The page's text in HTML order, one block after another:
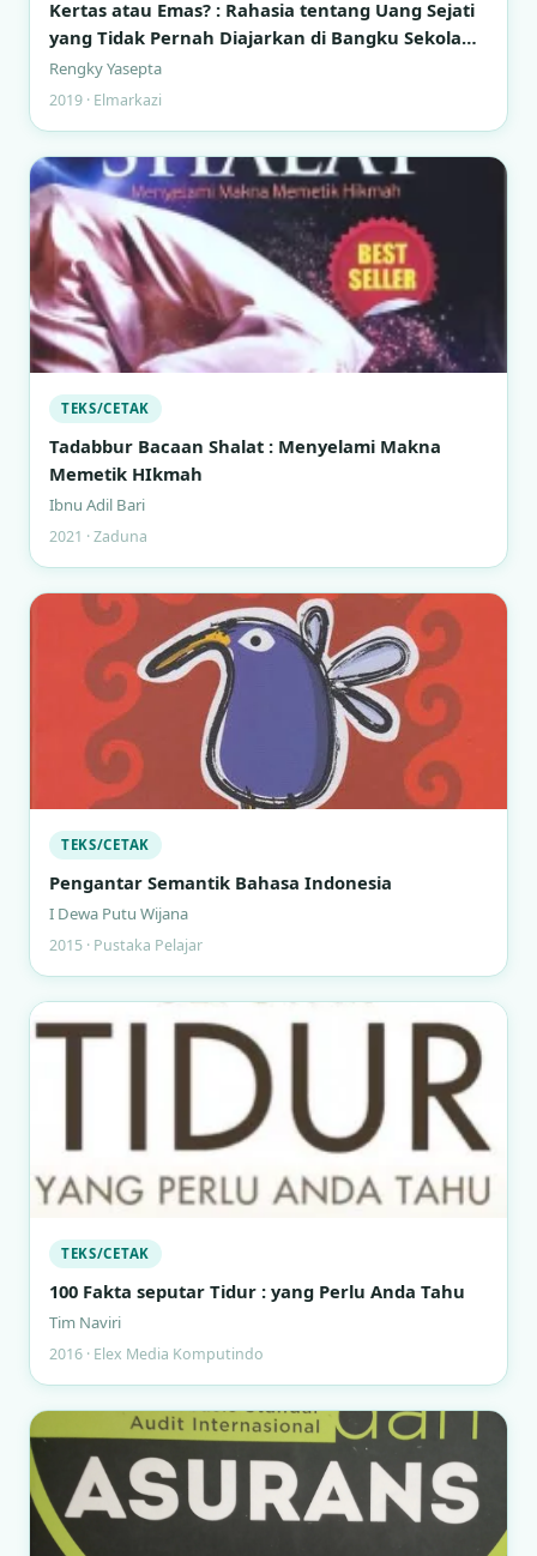
Kertas atau Emas? : Rahasia tentang Uang Sejati
yang Tidak Pernah Diajarkan di Bangku Sekolah
Formal
Rengky Yasepta
2019 · Elmarkazi
TEKS/CETAK
Tadabbur Bacaan Shalat : Menyelami Makna
Memetik HIkmah
Ibnu Adil Bari
2021 · Zaduna
TEKS/CETAK
Pengantar Semantik Bahasa Indonesia
I Dewa Putu Wijana
2015 · Pustaka Pelajar
TEKS/CETAK
100 Fakta seputar Tidur : yang Perlu Anda Tahu
Tim Naviri
2016 · Elex Media Komputindo